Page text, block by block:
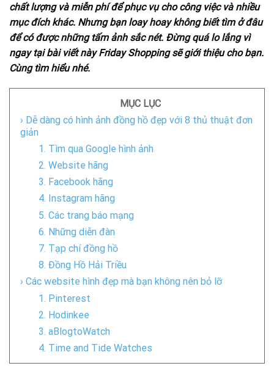
chất lượng và miễn phí để phục vụ cho công việc và nhiều
mục đích khác. Nhưng bạn loay hoay không biết tìm ở đâu
để có được những tấm ảnh sắc nét. Đừng quá lo lắng vì
ngay tại bài viết này Friday Shopping sẽ giới thiệu cho bạn.
Cùng tìm hiểu nhé.
MỤC LỤC
› Dễ dàng có hình ảnh đồng hồ đẹp với 8 thủ thuật đơn
giản
1. Tìm qua Google hình ảnh
2. Website hãng
3. Facebook hãng
4. Instagram hãng
5. Các trang báo mạng
6. Những diễn đàn
7. Tạp chí đồng hồ
8. Đồng Hồ Hải Triều
› Các website hình đẹp mà bạn không nên bỏ lỡ
1. Pinterest
2. Hodinkee
3. aBlogtoWatch
4. Time and Tide Watches